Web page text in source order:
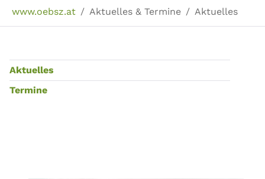
www.oebsz.at Aktuelles & Termine Aktuelles
Aktuelles
Termine